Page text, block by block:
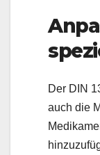
Der DIN
auch die